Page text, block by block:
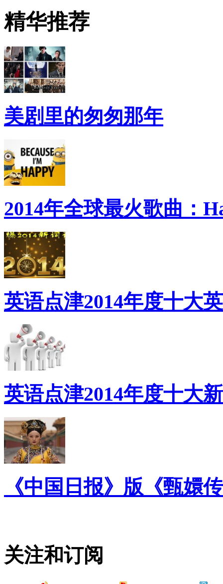
精华推荐
美剧里的匆匆那年
2014年全球最火歌曲：
英语点津2014年度十大
英语点津2014年度十大
《中国日报》版《甄嬛
关注和订阅